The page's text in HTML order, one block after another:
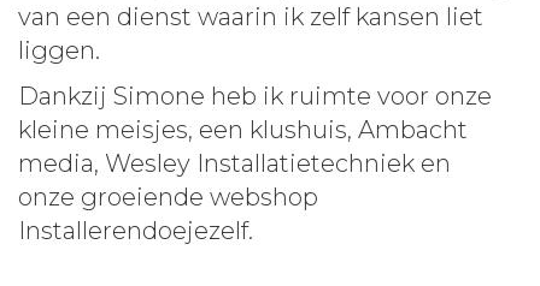
van een dienst waarin ik zelf kansen liet
liggen.
Dankzij Simone heb ik ruimte voor onze
kleine meisjes, een klushuis, Ambacht
media, Wesley Installatietechniek en
onze groeiende webshop
Installerendoejezelf.